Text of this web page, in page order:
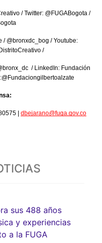
/ Twitter: @FUGABogota /
/ @bronxdc_bog / Youtube:
/
/ LinkedIn: Fundación
| dbejarano@fuga.gov.co
sus 488 años
y experiencias
a la FUGA